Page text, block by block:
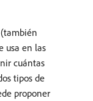
usa en las
cuántas
tipos de
proponer